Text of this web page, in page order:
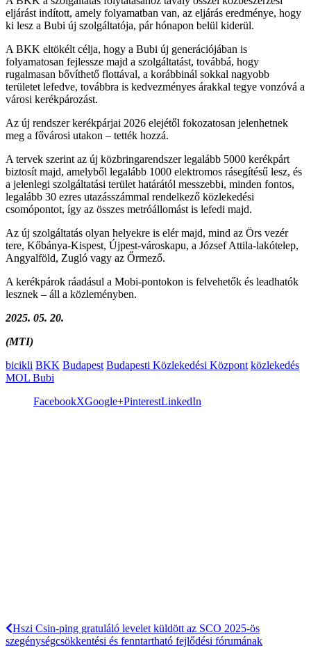
eljárást indított, amely folyamatban van, az eljárás eredménye, hogy
ki lesz a Bubi új szolgáltatója, pár hónapon belül kiderül.
A BKK eltökélt célja, hogy a Bubi új generációjában is
folyamatosan fejlessze majd a szolgáltatást, továbbá, hogy
rugalmasan bővíthető flottával, a korábbinál sokkal nagyobb
területet lefedve, továbbra is kedvezményes árakkal tegye vonzóvá a
városi kerékpározást.
Az új rendszer kerékpárjai 2026 elejétől fokozatosan jelenhetnek
meg a fővárosi utakon – tették hozzá.
A tervek szerint az új közbringarendszer legalább 5000 kerékpárt
biztosít majd, amelyből legalább 1000 elektromos rásegítésű lesz, és
a jelenlegi szolgáltatási terület határától messzebbi, minden fontos,
legalább 30 ezres utazásszámmal rendelkező közlekedési
csomópontot, így az összes metróállomást is lefedi majd.
Az új szolgáltatás olyan helyekre is elér majd, mind az Örs vezér
tere, Kőbánya-Kispest, Újpest-városkapu, a József Attila-lakótelep,
Angyalföld, Zugló vagy az Őrmező.
A kerékpárok ráadásul a Mobi-pontokon is felvehetők és leadhatók
lesznek – áll a közleményben.
2025. 05. 20.
(MTI)
bicikli BKK Budapest Budapesti Közlekedési Központ közlekedés
MOL Bubi
FacebookXGoogle+PinterestLinkedIn
Hszi Csin-ping gratuláló levelet küldött az SCO 2025-ös
szegénységcsökkentési és fenntartható fejlődési fórumának